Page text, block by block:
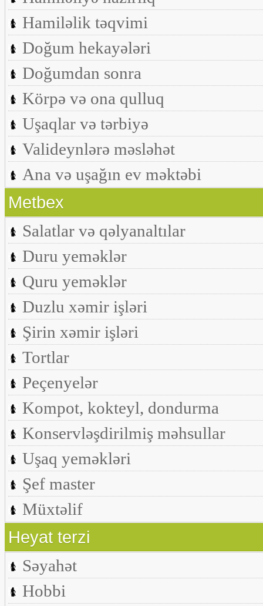
Hamiləlik təqvimi
Doğum hekayələri
Doğumdan sonra
Körpə və ona qulluq
Uşaqlar və tərbiyə
Valideynlərə məsləhət
Ana və uşağın ev məktəbi
Metbex
Salatlar və qəlyanaltılar
Duru yeməklər
Quru yeməklər
Duzlu xəmir işləri
Şirin xəmir işləri
Tortlar
Peçenyelər
Kompot, kokteyl, dondurma
Konservləşdirilmiş məhsullar
Uşaq yeməkləri
Şef master
Müxtəlif
Heyat terzi
Səyahət
Hobbi